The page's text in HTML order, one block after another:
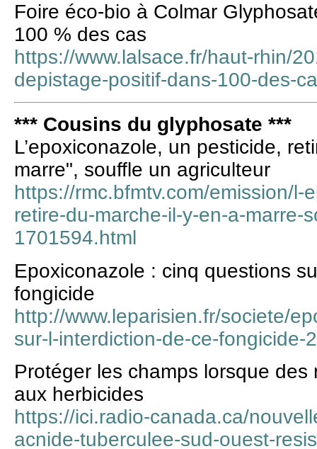
Foire éco-bio à Colmar
100 % des cas
https://www.lalsace.fr/haut-rhin/
depistage-positif-dans-100-des-
*** Cousins du glyphosate ***
L’epoxiconazole, un pesticide,
marre", souffle un agriculteur
https://rmc.bfmtv.com/emission/l-
retire-du-marche-il-y-en-a-marre-
1701594.html
Epoxiconazole : cinq questions
fongicide
http://www.leparisien.fr/societe/
sur-l-interdiction-de-ce-
Protéger les champs lorsque
aux herbicides
https://ici.radio-canada.ca/
acnide-tuberculee-sud-ouest-